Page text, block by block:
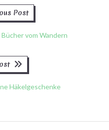
Post
vom Wandern
Häkelgeschenke